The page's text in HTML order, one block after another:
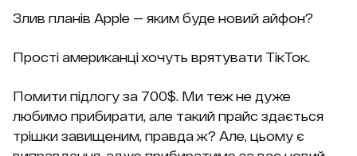
Злив планів Apple — яким буде новий айфон?
Прості американці хочуть врятувати ТікТок.
Помити підлогу за 700$. Ми теж не дуже
любимо прибирати, але такий прайс здається
трішки завищеним, правда ж? Але, цьому є